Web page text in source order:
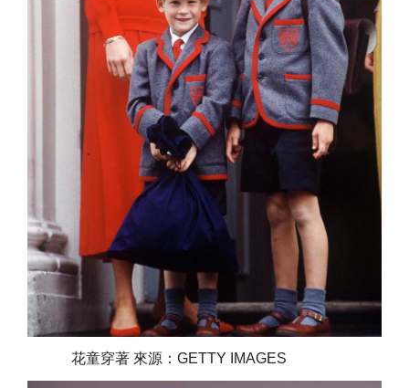
花童穿著 來源：GETTY IMAGES